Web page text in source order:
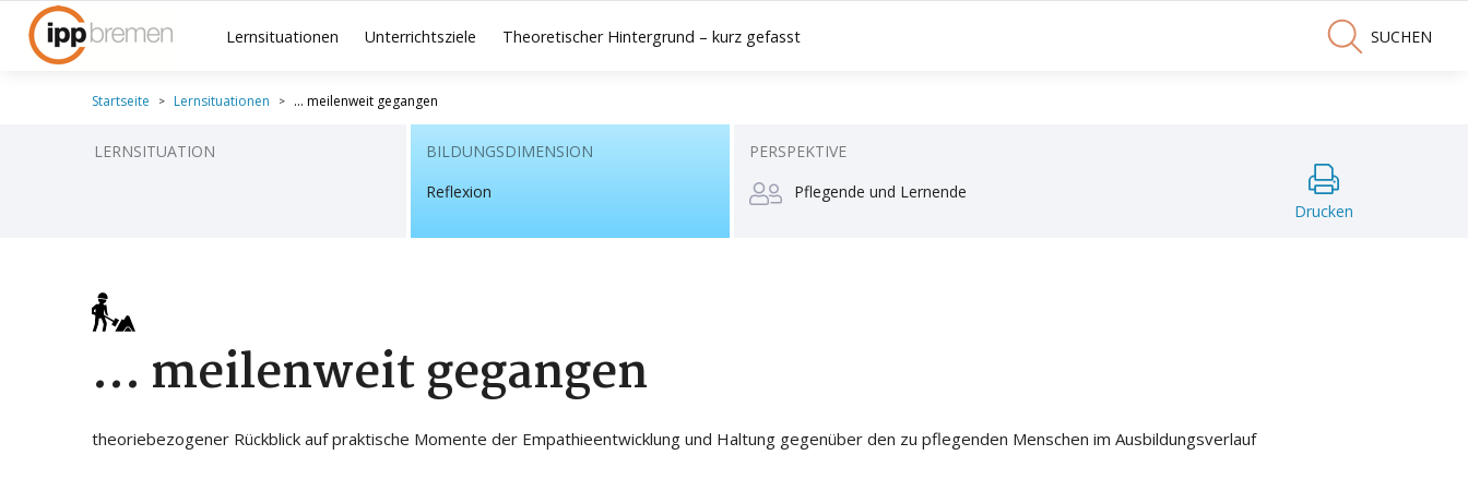
SUCHEN
Lernsituationen Unterrichtsziele Theoretischer Hintergrund – kurz gefasst
Startseite Lernsituationen … meilenweit gegangen
LERNSITUATION
BILDUNGSDIMENSION
Reflexion
PERSPEKTIVE
Pflegende und Lernende
Drucken
… meilenweit gegangen
theoriebezogener Rückblick auf praktische Momente der Empathieentwicklung und Haltung gegenüber den zu pflegenden Menschen im Ausbildungsverlauf